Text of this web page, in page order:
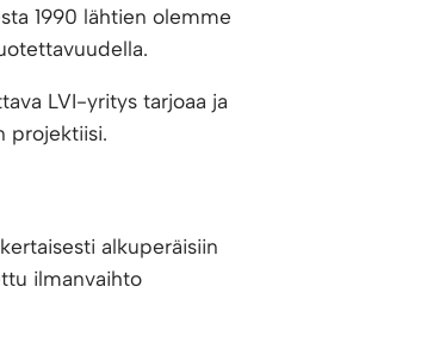
1990 lähtien olemme
LVI-yritys tarjoaa ja
projektiisi.
alkuperäisiin
ilmanvaihto